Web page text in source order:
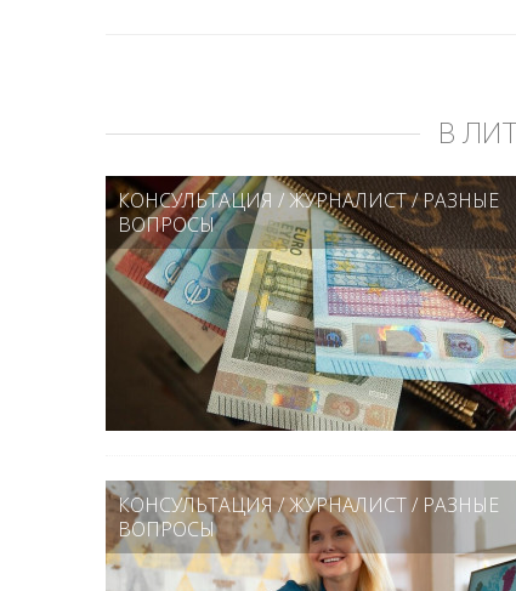
В
КОНСУЛЬТАЦИЯ /ЖУРНАЛИСТ/РАЗНЫЕ
ВОПРОСЫ
КОНСУЛЬТАЦИЯ/ЖУРНАЛИСТ/ РАЗНЫЕ
ВОПРОСЫ